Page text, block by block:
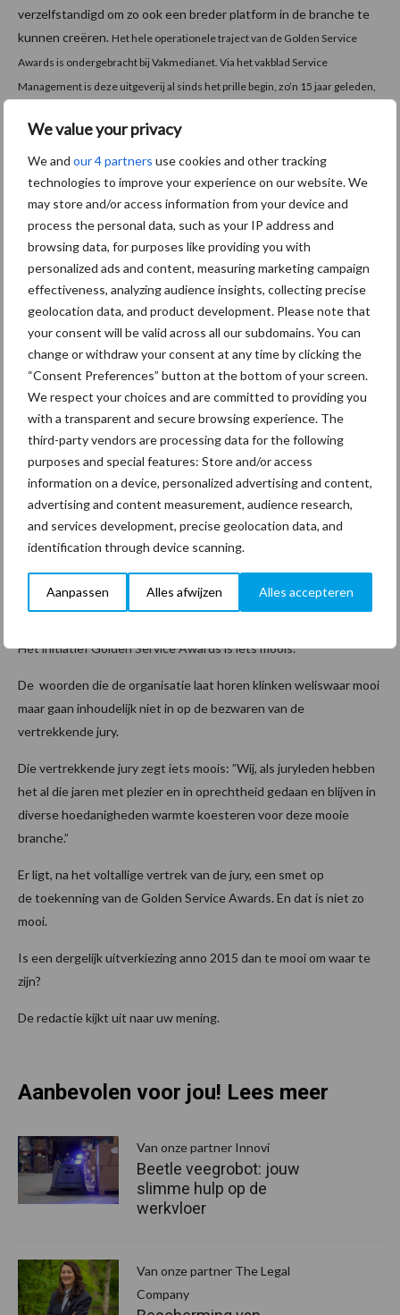
We value your privacy
We and our 4 partners use cookies and other tracking
technologies to improve your experience on our website. We
may store and/or access information from your device and
process the personal data, such as your IP address and
browsing data, for purposes like providing you with
personalized ads and content, measuring marketing campaign
effectiveness, analyzing audience insights, collecting precise
geolocation data, and product development. Please note that
your consent will be valid across all our subdomains. You can
change or withdraw your consent at any time by clicking the
“Consent Preferences” button at the bottom of your screen.
We respect your choices and are committed to providing you
with a transparent and secure browsing experience. The
third-party vendors are processing data for the following
purposes and special features: Store and/or access
information on a device, personalized advertising and content,
advertising and content measurement, audience research,
and services development, precise geolocation data, and
identification through device scanning.
Aanpassen Alles afwijzen Alles accepteren
verzelfstandigd om zo ook een breder platform in de branche te
kunnen creëren. Het hele operationele traject van de Golden Service
Awards is ondergebracht bij Vakmedianet. Via het vakblad Service
Management is deze uitgeverij al sinds het prille begin, zo’n 15 jaar geleden,
de vernieuwde opzet zal, zeker de eerste jaren, fors geïnvesteerd moeten
worden. Er komen gedurende het hele jaar verschillende activiteiten.
Onderwerpen als MVO en Innovatie staan naast de ‘Schoonmaker van het
Jaar’ in de schijnwerpers. Opzet was dat de bestaande juryleden hierin een
rol zouden blijven spelen, maar dat blijkt dus niet te lukken. Dat is
buitengewoon jammer en wordt door de organisatie betreurd.”
Broekman gaat inhoudelijk niet in op de toch niet malse
onderbouwing van de juryleden waarom zij tot het drastisch
besluit van collectief aftreden zijn gekomen. Gewoon een paar
andere juryleden benoemen en klaar is Kees? Of juist werk aan
de winkel voor een andere Kees? (Kees Blokland van de Code
Commissie wel te verstaan). Hier lijkt het wel op want Broekman
besluit met: “De organisatie staat nu voor de uitdaging een
nieuw jury team te formeren. De onafhankelijkheid en
deskundigheid staan hierbij, zoals altijd, onmiskenbaar hoog in het
Te mooi om waar te zijn?
Het initiatief Golden Service Awards is iets moois.
De woorden die de organisatie laat horen klinken weliswaar mooi
maar gaan inhoudelijk niet in op de bezwaren van de
vertrekkende jury.
Die vertrekkende jury zegt iets moois: ”Wij, als juryleden hebben
het al die jaren met plezier en in oprechtheid gedaan en blijven in
diverse hoedanigheden warmte koesteren voor deze mooie
branche.”
Er ligt, na het voltallige vertrek van de jury, een smet op
de toekenning van de Golden Service Awards. En dat is niet zo
mooi.
Is een dergelijk uitverkiezing anno 2015 dan te mooi om waar te
zijn?
De redactie kijkt uit naar uw mening.
Aanbevolen voor jou! Lees meer
Van onze partner Innovi
Beetle veegrobot: jouw
slimme hulp op de
werkvloer
Van onze partner The Legal
Company